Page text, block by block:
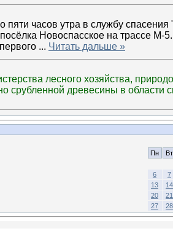
пяти часов утра в службу
Новоспасское на трассе М-5.
... Читать дальше »
лесного хозяйства,
срубленной древесины в области
Пн Вт
6
7
13
14
20
21
27
28